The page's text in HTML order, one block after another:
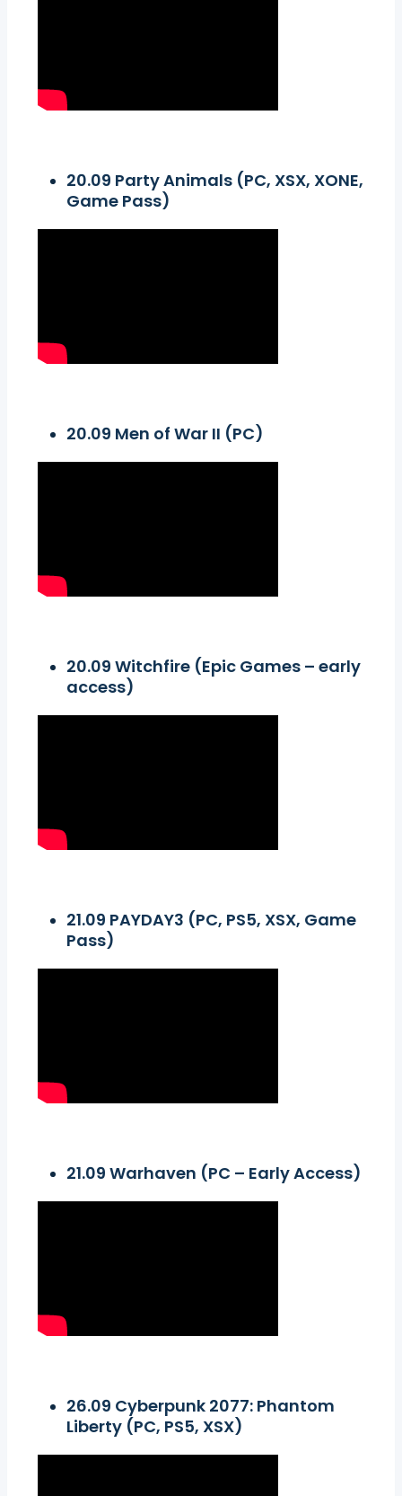
20.09 Party Animals (PC, XSX, XONE,
Game Pass)
20.09 Men of War II (PC)
20.09 Witchfire (Epic Games – early
access)
21.09 PAYDAY3 (PC, PS5, XSX, Game
Pass)
21.09 Warhaven (PC – Early Access)
26.09 Cyberpunk 2077: Phantom
Liberty (PC, PS5, XSX)